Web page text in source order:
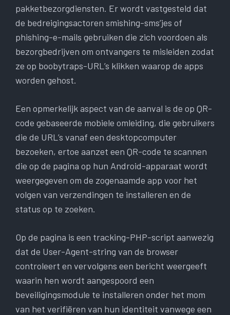
pakketbezorgdiensten. Er wordt vastgesteld dat
de bedreigingsactoren smishing-sms’jes of
phishing-e-mails gebruiken die zich voordoen als
bezorgbedrijven om ontvangers te misleiden zodat
ze op boobytraps-URL’s klikken waarop de apps
worden gehost.
Een opmerkelijk aspect van de aanval is de op QR-
code gebaseerde mobiele omleiding, die gebruikers
die de URL’s vanaf een desktopcomputer
bezoeken, ertoe aanzet een QR-code te scannen
die op de pagina op hun Android-apparaat wordt
weergegeven om de zogenaamde app voor het
volgen van verzendingen te installeren en de
status op te zoeken.
Op de pagina is een tracking-PHP-script aanwezig
dat de User-Agent-string van de browser
controleert en vervolgens een bericht weergeeft
waarin hen wordt aangespoord een
beveiligingsmodule te installeren onder het mom
van het verifiëren van hun identiteit vanwege een